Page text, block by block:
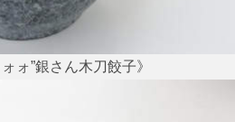
ォ”銀さん木刀餃子》